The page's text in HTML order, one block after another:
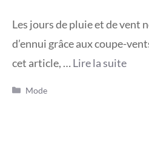
Les jours de pluie et de vent
d’ennui grâce aux coupe-
cet article, …Lire la suite
Catégories
Mode